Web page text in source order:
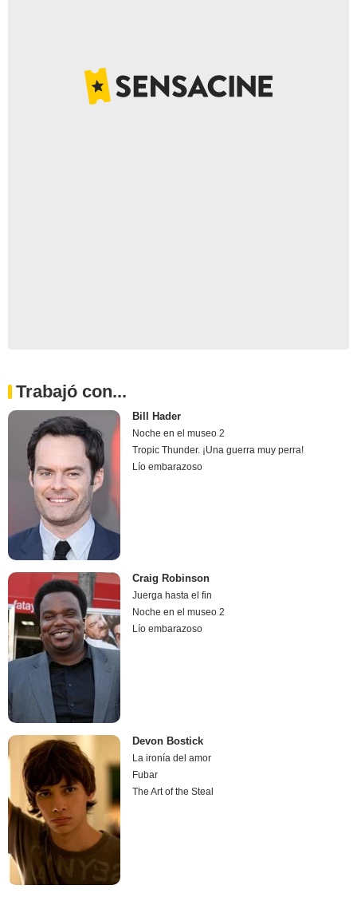
Trabajó con...
Bill Hader
Noche en el museo 2
Tropic Thunder. ¡Una guerra muy perra!
Lío embarazoso
Craig Robinson
Juerga hasta el fin
Noche en el museo 2
Lío embarazoso
Devon Bostick
La ironía del amor
Fubar
The Art of the Steal